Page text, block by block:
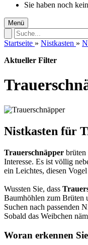
Sie haben noch
Menü
Startseite » Nistkasten »
Aktueller Filter
Nistkasten für
Trauerschnäpper brüten
Interesse. Es ist völlig
ein Leichtes, diesen
Wussten Sie, dass
Baumhöhlen zum Brüten
Suchen nach passenden
Sobald das Weibchen
Woran erkennen